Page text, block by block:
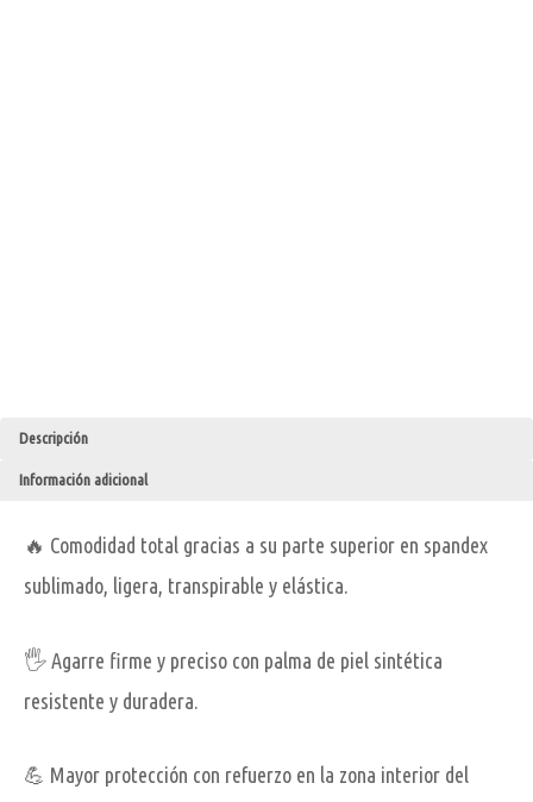
Descripción
Información adicional
🔥 Comodidad total gracias a su parte superior en spandex
sublimado, ligera, transpirable y elástica.
🖐️ Agarre firme y preciso con palma de piel sintética
resistente y duradera.
💪 Mayor protección con refuerzo en la zona interior del